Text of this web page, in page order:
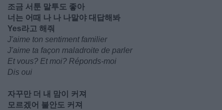
조금 서툰 말투도 좋아
너는 어때 나 나 나말야 대답해봐
Yes라고 해줘
J'aime ton sentiment familier
J'aime ta façon maladroite de parler
Et vous? Et moi? Réponds-moi
Dis oui
자꾸만 더 내 맘이 커져
모르겠어 불안도 커져